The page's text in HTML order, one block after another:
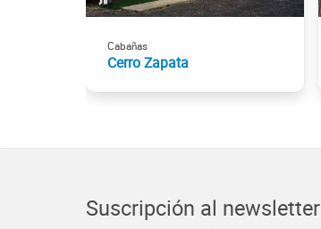
Cabañas
Cerro Zapata
Suscripción al newsletter